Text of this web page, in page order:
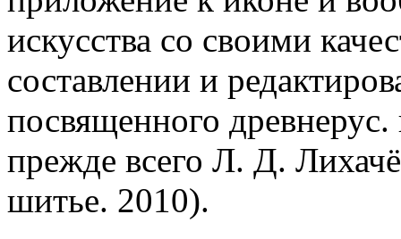
искусства со своими
составлении и
посвященного
прежде всего Л. Д.
шитье. 2010).